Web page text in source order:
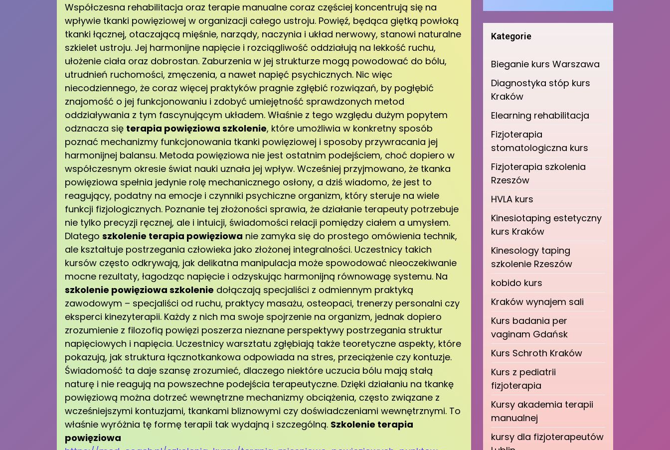
Współczesna rehabilitacja oraz terapie manualne coraz częściej koncentrują się na
wpływie tkanki powięziowej w organizacji całego ustroju. Powięź, będąca giętką powłoką
tkanki łącznej, otaczającą mięśnie, narządy, naczynia i układ nerwowy, stanowi naturalne
szkielet ustroju. Jej harmonijne napięcie i rozciągliwość oddziałują na lekkość ruchu,
ułożenie ciała oraz dobrostan. Zaburzenia w jej strukturze mogą powodować do bólu,
utrudnień ruchomości, zmęczenia, a nawet napięć psychicznych. Nic więc
niecodziennego, że coraz więcej praktyków pragnie zgłębić rozwiązań, by pogłębić
znajomość o jej funkcjonowaniu i zdobyć umiejętność sprawdzonych metod
oddziaływania z tym fascynującym układem. Właśnie z tego względu dużym popytem
odznacza się terapia powięziowa szkolenie, które umożliwia w konkretny sposób
poznać mechanizmy funkcjonowania tkanki powięziowej i sposoby przywracania jej
harmonijnej balansu. Metoda powięziowa nie jest ostatnim podejściem, choć dopiero w
współczesnym okresie świat nauki uznała jej wpływ. Wcześniej przyjmowano, że tkanka
powięziowa spełnia jedynie rolę mechanicznego osłony, a dziś wiadomo, że jest to
reagujący, podatny na emocje i czynniki psychiczne organizm, który steruje na wiele
funkcji fizjologicznych. Poznanie tej złożoności sprawia, że działanie terapeuty potrzebuje
nie tylko precyzji ręcznej, ale i intuicji, świadomości relacji pomiędzy ciałem a umysłem.
Dlatego szkolenie terapia powięziowa nie zamyka się do prostego omówienia technik,
ale kształtuje postrzegania człowieka jako złożonej integralności. Uczestnicy takich
kursów często odkrywają, jak delikatna manipulacja może spowodować nieoczekiwanie
mocne rezultaty, łagodząc napięcie i odzyskując harmonijną równowagę systemu. Na
szkolenie powięziowa szkolenie dołączają specjaliści z odmiennym praktyką
zawodowym – specjaliści od ruchu, praktycy masażu, osteopaci, trenerzy personalni czy
eksperci kinezyterapii. Każdy z nich ma swoje spojrzenie na organizm, jednak dopiero
zrozumienie z filozofią powięzi poszerza nieznane perspektywy postrzegania struktur
napięciowych i napięcia. Uczestnicy warsztatu zgłębiają także teoretyczne aspekty, które
pokazują, jak struktura łącznotkankowa odpowiada na stres, przeciążenie czy kontuzje.
Świadomość ta daje szansę zrozumieć, dlaczego niektóre uczucia bólu mają stałą
naturę i nie reagują na powszechne podejścia terapeutyczne. Dzięki działaniu na tkankę
powięziową można dotrzeć wewnętrzne mechanizmy obciążenia, często związane z
wcześniejszymi kontuzjami, tkankami bliznowymi czy doświadczeniami wewnętrznymi. To
właśnie wyróżnia tę formę terapii tak wydajną i szczególną. Szkolenie terapia
powięziowa
Kategorie
Bieganie kurs Warszawa
Diagnostyka stóp kurs
Kraków
Elearning rehabilitacja
Fizjoterapia
stomatologiczna kurs
Fizjoterapia szkolenia
Rzeszów
HVLA kurs
Kinesiotaping estetyczny
kurs Kraków
Kinesology taping
szkolenie Rzeszów
kobido kurs
Kraków wynajem sali
Kurs badania per
vaginam Gdańsk
Kurs Schroth Kraków
Kurs z pediatrii
fizjoterapia
Kursy akademia terapii
manualnej
kursy dla fizjoterapeutów